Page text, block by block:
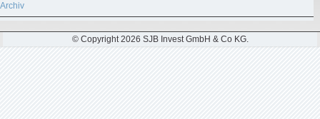
Archiv
© Copyright 2026 SJB Invest GmbH & Co KG.